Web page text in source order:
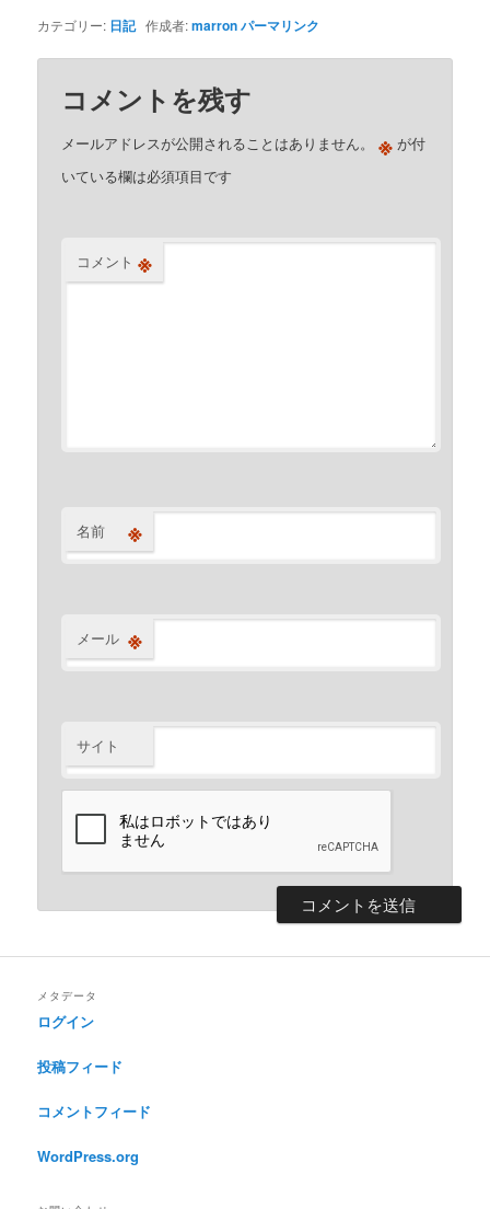
カテゴリー: 日記作成者:marronパーマリンク
コメントを残す
メールアドレスが公開されることはありません。 ※ が付
いている欄は必須項目です
コメント ※
名前 ※
メール ※
サイト
メタデータ
ログイン
投稿フィード
コメントフィード
WordPress.org